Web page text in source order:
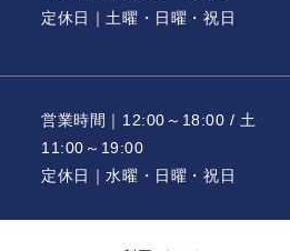
定休日｜土曜・日曜・祝日
営業時間｜12:00～18:00 / 土
11:00～19:00
定休日｜水曜・日曜・祝日